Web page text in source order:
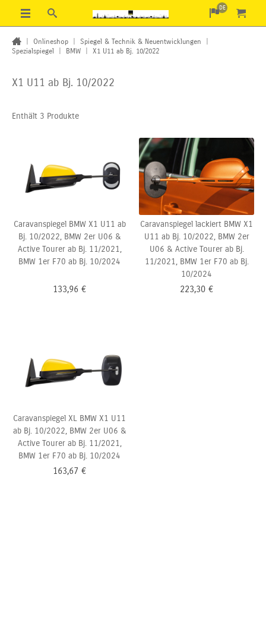
DE
Onlineshop Spiegel & Technik & Neuentwicklungen
Spezialspiegel
BMW X1 U11 ab Bj. 10/2022
X1 U11 ab Bj. 10/2022
Enthält 3 Produkte
Caravanspiegel BMW X1 U11 ab
Bj. 10/2022, BMW 2er U06 &
Active Tourer ab Bj. 11/2021,
BMW 1er F70 ab Bj. 10/2024
133,96 €
Caravanspiegel lackiert BMW X1
U11 ab Bj. 10/2022, BMW 2er
U06 & Active Tourer ab Bj.
11/2021, BMW 1er F70 ab Bj.
10/2024
223,30 €
Caravanspiegel XL BMW X1 U11
ab Bj. 10/2022, BMW 2er U06 &
Active Tourer ab Bj. 11/2021,
BMW 1er F70 ab Bj. 10/2024
163,67 €